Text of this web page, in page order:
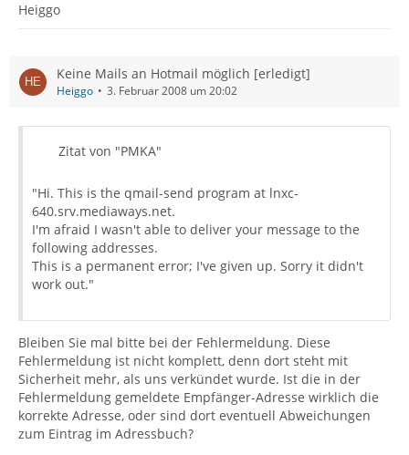
Heiggo
Keine Mails an Hotmail möglich [erledigt]
Heiggo 3. Februar 2008 um 20:02
Zitat von "PMKA"
"Hi. This is the qmail-send program at lnxc-
640.srv.mediaways.net.
I'm afraid I wasn't able to deliver your message to the
following addresses.
This is a permanent error; I've given up. Sorry it didn't
work out."
Bleiben Sie mal bitte bei der Fehlermeldung. Diese
Fehlermeldung ist nicht komplett, denn dort steht mit
Sicherheit mehr, als uns verkündet wurde. Ist die in der
Fehlermeldung gemeldete Empfänger-Adresse wirklich die
korrekte Adresse, oder sind dort eventuell Abweichungen
zum Eintrag im Adressbuch?